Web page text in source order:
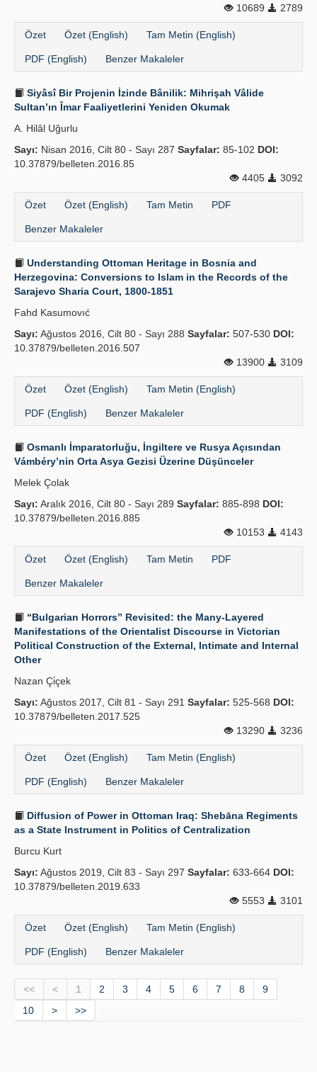
10689
2789
Özet Özet (English) Tam Metin (English)
PDF (English) Benzer Makaleler
Siyâsî Bir Projenin İzinde Bânilik: Mihrişah Vâlide
Sultan’ın Îmar Faaliyetlerini Yeniden Okumak
A. Hilâl Uğurlu
Sayı: Nisan 2016, Cilt 80 - Sayı 287 Sayfalar: 85-102 DOI:
10.37879/belleten.2016.85
4405
3092
Özet Özet (English) Tam Metin PDF
Benzer Makaleler
Understanding Ottoman Heritage in Bosnia and
Herzegovina: Conversions to Islam in the Records of the
Sarajevo Sharia Court, 1800-1851
Fahd Kasumovıć
Sayı: Ağustos 2016, Cilt 80 - Sayı 288 Sayfalar: 507-530 DOI:
10.37879/belleten.2016.507
13900
3109
Özet Özet (English) Tam Metin (English)
PDF (English) Benzer Makaleler
Osmanlı İmparatorluğu, İngiltere ve Rusya Açısından
Vámbéry’nin Orta Asya Gezisi Üzerine Düşünceler
Melek Çolak
Sayı: Aralık 2016, Cilt 80 - Sayı 289 Sayfalar: 885-898 DOI:
10.37879/belleten.2016.885
10153
4143
Özet Özet (English) Tam Metin PDF
Benzer Makaleler
“Bulgarian Horrors” Revisited: the Many-Layered
Manifestations of the Orientalist Discourse in Victorian
Political Construction of the External, Intimate and Internal
Other
Nazan Çi̇çek
Sayı: Ağustos 2017, Cilt 81 - Sayı 291 Sayfalar: 525-568 DOI:
10.37879/belleten.2017.525
13290
3236
Özet Özet (English) Tam Metin (English)
PDF (English) Benzer Makaleler
Diffusion of Power in Ottoman Iraq: Shebāna Regiments
as a State Instrument in Politics of Centralization
Burcu Kurt
Sayı: Ağustos 2019, Cilt 83 - Sayı 297 Sayfalar: 633-664 DOI:
10.37879/belleten.2019.633
5553
3101
Özet Özet (English) Tam Metin (English)
PDF (English) Benzer Makaleler
<< < 1 2 3 4 5 6 7 8
9
10
> >>